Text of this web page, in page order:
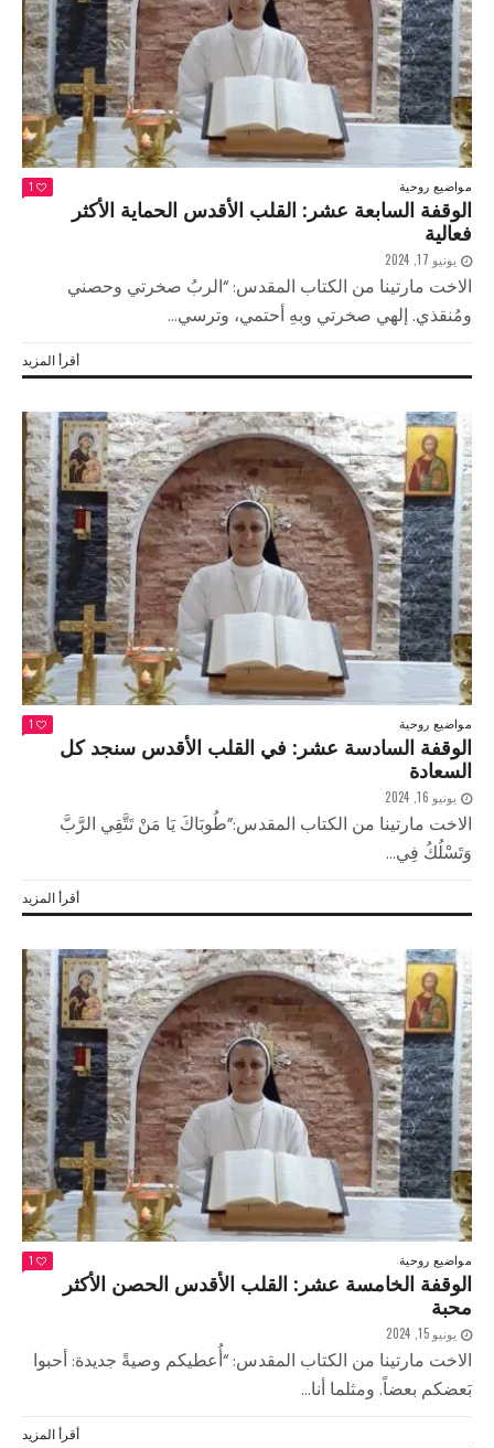
مواضيع روحية 1
الوقفة السابعة عشر: القلب الأقدس الحماية الأكثر
فعالية
يونيو 17, 2024
الاخت مارتينا من الكتاب المقدس: “الربُ صخرتي وحصني
ومُنقذي. إلهي صخرتي وبهِ أحتمي، وترسي...
أقرأ المزيد
مواضيع روحية 1
الوقفة السادسة عشر: في القلب الأقدس سنجد كل
السعادة
يونيو 16, 2024
الاخت مارتينا من الكتاب المقدس:”طُوبَاكَ يَا مَنْ تَتَّقِي الرَّبَّ
وَتَسْلُكُ فِي...
أقرأ المزيد
مواضيع روحية 1
الوقفة الخامسة عشر: القلب الأقدس الحصن الأكثر
محبة
يونيو 15, 2024
الاخت مارتينا من الكتاب المقدس: “أُعطيكم وصيةً جديدة: أحبوا
بَعضكم بعضاً. ومثلما أنا...
أقرأ المزيد